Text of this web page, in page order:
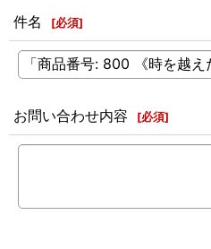
件名 [必須]
お問い合わせ内容 [必須]